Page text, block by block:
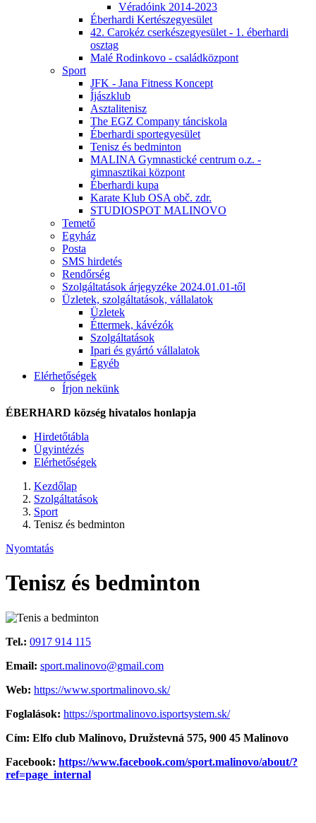
Véradóink 2014-2023
Éberhardi Kertészegyesület
42. Carokéz cserkészegyesület - 1. éberhardi
osztag
Malé Rodinkovo - családközpont
Sport
JFK - Jana Fitness Koncept
Íjászklub
Asztalitenisz
The EGZ Company tánciskola
Éberhardi sportegyesület
Tenisz és bedminton
MALINA Gymnastické centrum o.z. -
gimnasztikai központ
Éberhardi kupa
Karate Klub OSA obč. zdr.
STUDIOSPOT MALINOVO
Temető
Egyház
Posta
SMS hirdetés
Rendőrség
Szolgáltatások árjegyzéke 2024.01.01-től
Üzletek, szolgáltatások, vállalatok
Üzletek
Éttermek, kávézók
Szolgáltatások
Ipari és gyártó vállalatok
Egyéb
Elérhetőségek
Írjon nekünk
ÉBERHARD község hivatalos honlapja
Hirdetőtábla
Ügyintézés
Elérhetőségek
Kezdőlap
Szolgáltatások
Sport
Tenisz és bedminton
Nyomtatás
Tenisz és bedminton
Tel.: 0917 914 115
Email: sport.malinovo@gmail.com
Web: https://www.sportmalinovo.sk/
Foglalások: https://sportmalinovo.isportsystem.sk/
Cím: Elfo club Malinovo, Družstevná 575, 900 45 Malinovo
Facebook: https://www.facebook.com/sport.malinovo/about/?
ref=page_internal